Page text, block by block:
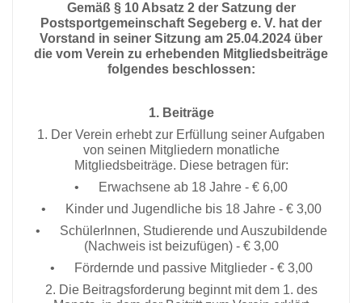
Gemäß § 10 Absatz 2 der Satzung der
Postsportgemeinschaft Segeberg e. V. hat der
Vorstand in seiner Sitzung am 25.04.2024 über
die vom Verein zu erhebenden Mitgliedsbeiträge
folgendes beschlossen:
1. Beiträge
1. Der Verein erhebt zur Erfüllung seiner Aufgaben
von seinen Mitgliedern monatliche
Mitgliedsbeiträge. Diese betragen für:
• Erwachsene ab 18 Jahre - € 6,00
• Kinder und Jugendliche bis 18 Jahre - € 3,00
• Schülerlnnen, Studierende und Auszubildende
(Nachweis ist beizufügen) - € 3,00
• Fördernde und passive Mitglieder - € 3,00
2. Die Beitragsforderung beginnt mit dem 1. des